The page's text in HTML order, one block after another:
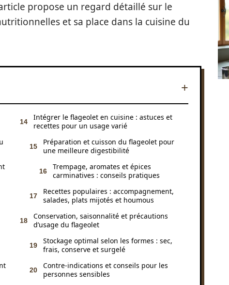
propose un regard détaillé sur le
et sa place dans la cuisine du
Intégrer le flageolet en cuisine : astuces et
recettes pour un usage varié
Préparation et cuisson du flageolet pour
une meilleure digestibilité
Trempage, aromates et épices
carminatives : conseils pratiques
Recettes populaires : accompagnement,
salades, plats mijotés et houmous
Conservation, saisonnalité et précautions
d’usage du flageolet
Stockage optimal selon les formes : sec,
frais, conserve et surgelé
Contre-indications et conseils pour les
personnes sensibles